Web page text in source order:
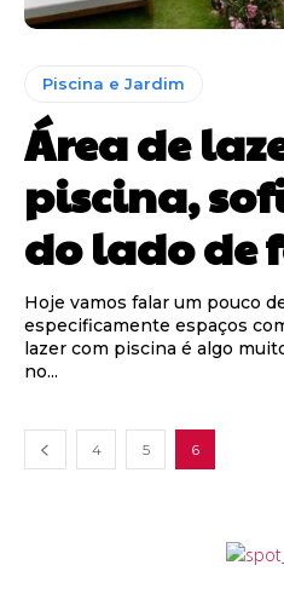
Piscina e Jardim
Área de
piscina,
do lado de
Hoje vamos falar um pouco
especificamente espaços
lazer com piscina é algo
no...
4 5 6